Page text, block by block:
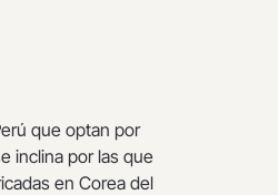
que optan por
inclina por las que
en Corea del